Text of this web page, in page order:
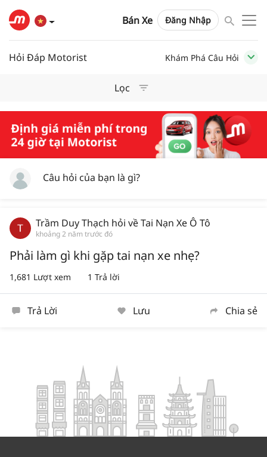
Bán Xe Đăng Nhập
Hỏi Đáp Motorist Khám Phá Câu Hỏi
Lọc
Câu hỏi của bạn là gì?
Trầm Duy Thạch hỏi vềTai Nạn Xe Ô Tô
khoảng 2 năm trước đó
Phải làm gì khi gặp tai nạn xe nhẹ?
1,681 Lượt xem 1 Trả lời
Trả Lời Lưu Chia sẻ